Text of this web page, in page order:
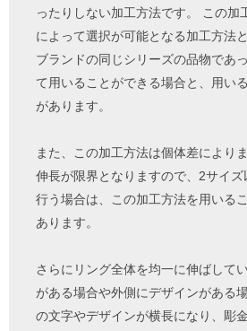
ったりしない加工方法です。 この加
によって選択が可能となる加工方法
ブランドの同じシリーズの品物であ
て用いることができる場合と、用い
があります。
また、この加工方法は個体差により
伸長が限界となりますので、2サイ
行う場合は、この加工方法を用いる
あります。
さらにリング全体を均一に伸ばして
がある場合や外側にデザインがある
の文字やデザインが横長になり、彫